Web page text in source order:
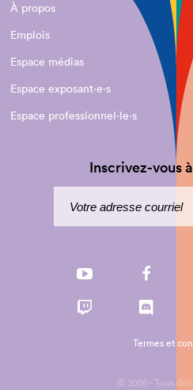
À propos
Emplois
Espace médias
Espace exposant·e⋅s
Espace professionnel·le⋅s
Inscrivez-vous
© 2026 - Tous
Termes et